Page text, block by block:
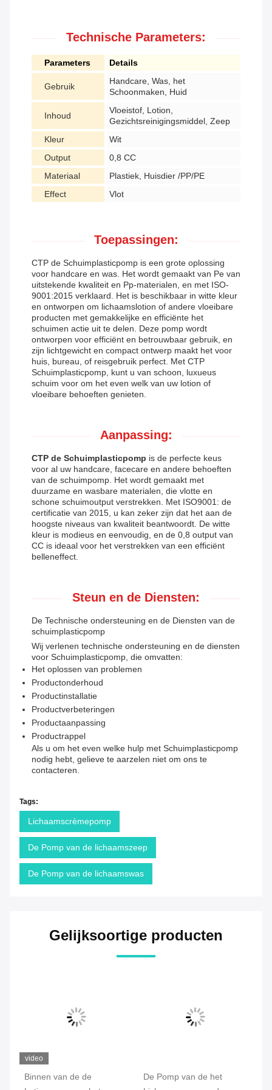
Technische Parameters:
Parameters Details
Gebruik
Handcare, Was, het
Schoonmaken, Huid
Inhoud
Vloeistof, Lotion,
Gezichtsreinigingsmiddel, Zeep
Kleur
Wit
Output
0,8 CC
Materiaal
Plastiek, Huisdier /PP/PE
Effect
Vlot
Toepassingen:
CTP de Schuimplasticpomp is een grote oplossing
voor handcare en was. Het wordt gemaakt van Pe van
uitstekende kwaliteit en Pp-materialen, en met ISO-
9001:2015 verklaard. Het is beschikbaar in witte kleur
en ontworpen om lichaamslotion of andere vloeibare
producten met gemakkelijke en efficiënte het
schuimen actie uit te delen. Deze pomp wordt
ontworpen voor efficiënt en betrouwbaar gebruik, en
zijn lichtgewicht en compact ontwerp maakt het voor
huis, bureau, of reisgebruik perfect. Met CTP
Schuimplasticpomp, kunt u van schoon, luxueus
schuim voor om het even welk van uw lotion of
vloeibare behoeften genieten.
Aanpassing:
CTP de Schuimplasticpomp is de perfecte keus
voor al uw handcare, facecare en andere behoeften
van de schuimpomp. Het wordt gemaakt met
duurzame en wasbare materialen, die vlotte en
schone schuimoutput verstrekken. Met ISO9001: de
certificatie van 2015, u kan zeker zijn dat het aan de
hoogste niveaus van kwaliteit beantwoordt. De witte
kleur is modieus en eenvoudig, en de 0,8 output van
CC is ideaal voor het verstrekken van een efficiënt
belleneffect.
Steun en de Diensten:
De Technische ondersteuning en de Diensten van de
schuimplasticpomp
Wij verlenen technische ondersteuning en de diensten
voor Schuimplasticpomp, die omvatten:
Het oplossen van problemen
Productonderhoud
Productinstallatie
Productverbeteringen
Productaanpassing
Productrappel
Als u om het even welke hulp met Schuimplasticpomp
nodig hebt, gelieve te aarzelen niet om ons te
contacteren.
Tags:
Lichaamscrèmepomp
De Pomp van de lichaamszeep
De Pomp van de lichaamswas
Gelijksoortige producten
video
Binnen van de de
De Pomp van de het